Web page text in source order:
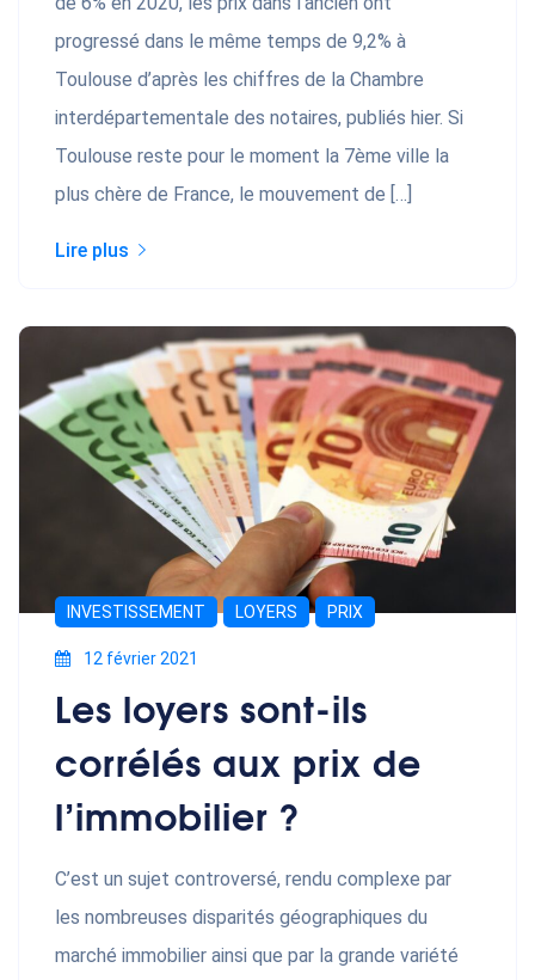
progressé dans le même temps de 9,2% à
Toulouse d’après les chiffres de la Chambre
interdépartementale des notaires, publiés hier. Si
Toulouse reste pour le moment la 7ème ville la
plus chère de France, le mouvement de […]
Lire plus
INVESTISSEMENT LOYERS PRIX
12 février 2021
Les loyers sont-ils
corrélés aux prix de
l’immobilier ?
C’est un sujet controversé, rendu complexe par
les nombreuses disparités géographiques du
marché immobilier ainsi que par la grande variété